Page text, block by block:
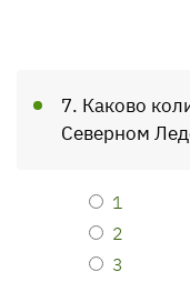
7. Каково
Северном
1
2
3